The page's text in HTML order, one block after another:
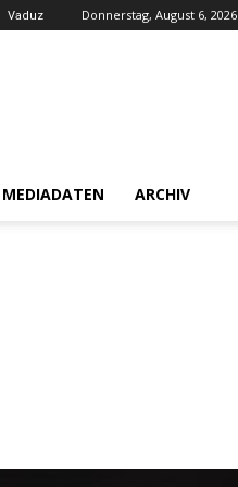
Vaduz Donnerstag, August 6, 2026
MEDIADATEN ARCHIV